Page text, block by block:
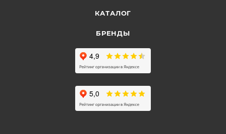
КАТАЛОГ
БРЕНДЫ